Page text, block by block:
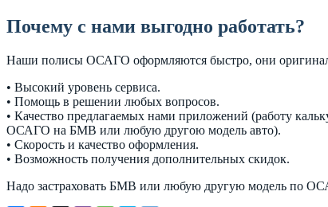
Почему с нами выгодно работать?
Наши полисы ОСАГО оформляются быстро, они
• Высокий уровень сервиса.
• Помощь в решении любых вопросов.
• Качество предлагаемых нами приложений (работу
ОСАГО на БМВ или любую другою модель авто).
• Скорость и качество оформления.
• Возможность получения дополнительных скидок.
Надо застраховать БМВ или любую другую модель по